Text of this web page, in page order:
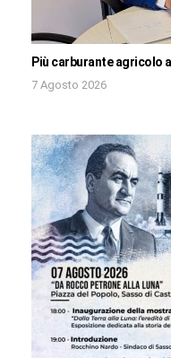
Più carburante agricolo
7 Agosto 2026